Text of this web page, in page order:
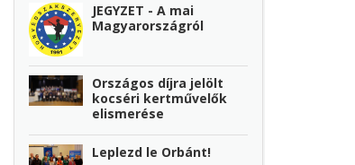
JEGYZET - A mai
Magyarországról
Országos díjra jelölt
kocséri kertművelők
elismerése
Leplezd le Orbánt!